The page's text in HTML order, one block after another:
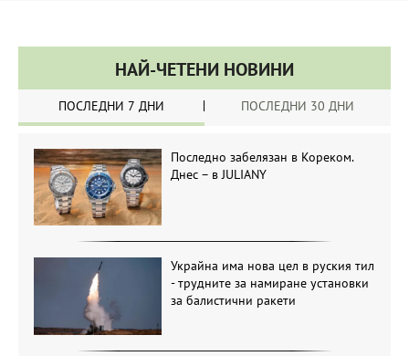
НАЙ-ЧЕТЕНИ НОВИНИ
ПОСЛЕДНИ 7 ДНИ ПОСЛЕДНИ 30 ДНИ
Последно забелязан в Кореком.
Днес – в JULIANY
Украйна има нова цел в руския тил
- трудните за намиране установки
за балистични ракети